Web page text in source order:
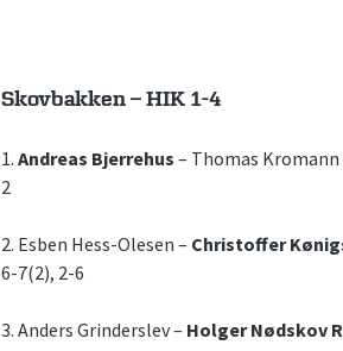
Skovbakken – HIK 1-4
1. Andreas Bjerrehus – Thomas Kromann
2
2. Esben Hess-Olesen – Christoffer
6-7(2), 2-6
3. Anders Grinderslev – Holger Nødskov